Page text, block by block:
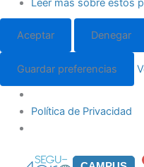
Leer más sobre estos
Aceptar Denegar
Guardar preferencias
Política de Privacidad